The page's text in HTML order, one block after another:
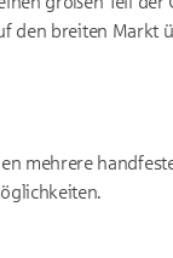
den breiten Markt
mehrere